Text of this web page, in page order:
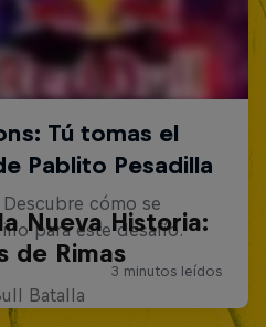
Nueva Historia:
de Rimas
Batalla